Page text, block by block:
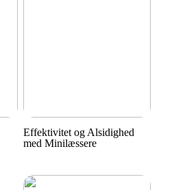
Effektivitet og Alsidighed
med Minilæssere